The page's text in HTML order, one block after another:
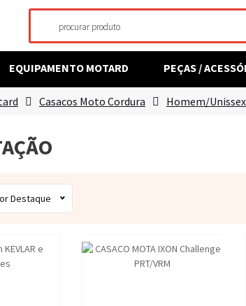
EQUIPAMENTO MOTARD PEÇAS /
Casacos Moto Cordura Homem/
Destaque